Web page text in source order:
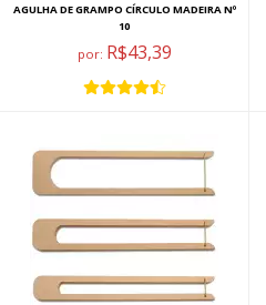
AGULHA DE GRAMPO CÍRCULO MADEIRA Nº
10
por: R$43,39